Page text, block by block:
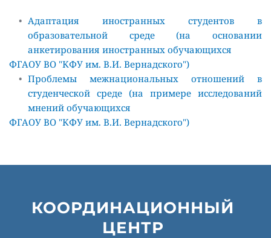
Адаптация иностранных студентов в
образовательной среде (на основании
анкетирования иностранных обучающихся
ФГАОУ ВО "КФУ им. В.И. Вернадского")
Проблемы межнациональных отношений в
студенческой среде (на примере исследований
мнений обучающихся
ФГАОУ ВО "КФУ им. В.И. Вернадского")
КООРДИНАЦИОННЫЙ
ЦЕНТР